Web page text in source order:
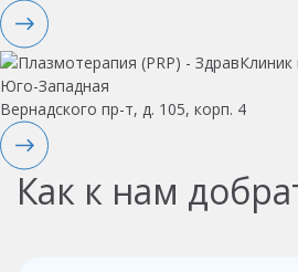
Юго-Западная
Вернадского пр-т, д. 105, корп. 4
Как к нам